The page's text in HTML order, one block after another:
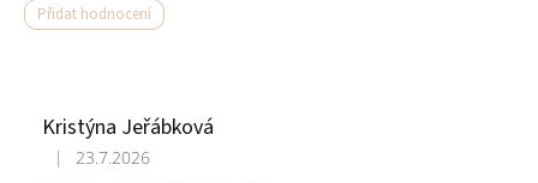
Přidat hodnocení
V
Kristýna Jeřábková
Hodnocení obchodu je 5 z 5 hvězdiček.
|
23.7.2026